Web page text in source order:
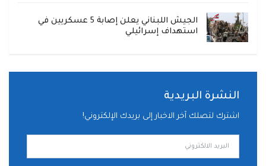
الجيش اللبناني يعلن إصابة 5 عسكريين في
استهداف إسرائيلي
النشرة البريدية
اشترك لتصلك آخر الاخبار إلى بريدك الإلكتروني!